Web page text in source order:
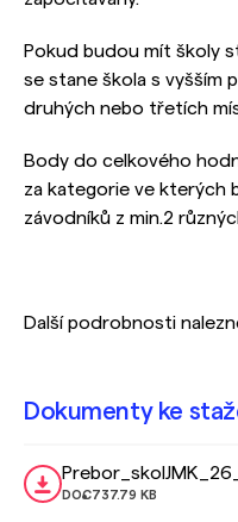
Pokud budou mít školy
se stane škola s vyšším
druhých nebo třetích
Body do celkového
za kategorie ve kterých
závodníků z min.2
Další podrobnosti
Dokumenty ke
DOC737.79 KB